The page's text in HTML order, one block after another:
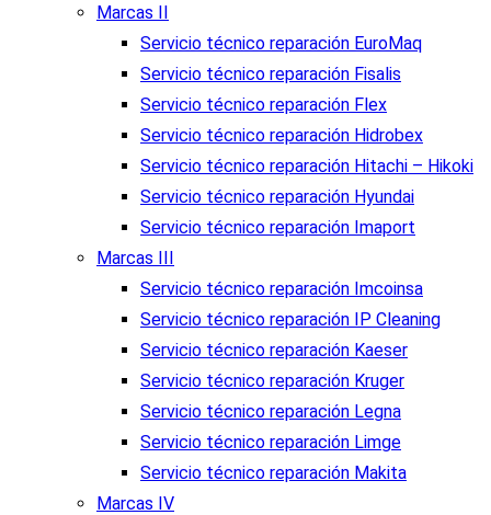
Marcas II
Servicio técnico reparación EuroMaq
Servicio técnico reparación Fisalis
Servicio técnico reparación Flex
Servicio técnico reparación Hidrobex
Servicio técnico reparación Hitachi – Hikoki
Servicio técnico reparación Hyundai
Servicio técnico reparación Imaport
Marcas III
Servicio técnico reparación Imcoinsa
Servicio técnico reparación IP Cleaning
Servicio técnico reparación Kaeser
Servicio técnico reparación Kruger
Servicio técnico reparación Legna
Servicio técnico reparación Limge
Servicio técnico reparación Makita
Marcas IV